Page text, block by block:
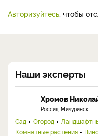
Авторизуйтесь , чтобы
Наши эксперты
Хромов
Россия, Мичуринск
Сад Огород
Комнатные растения